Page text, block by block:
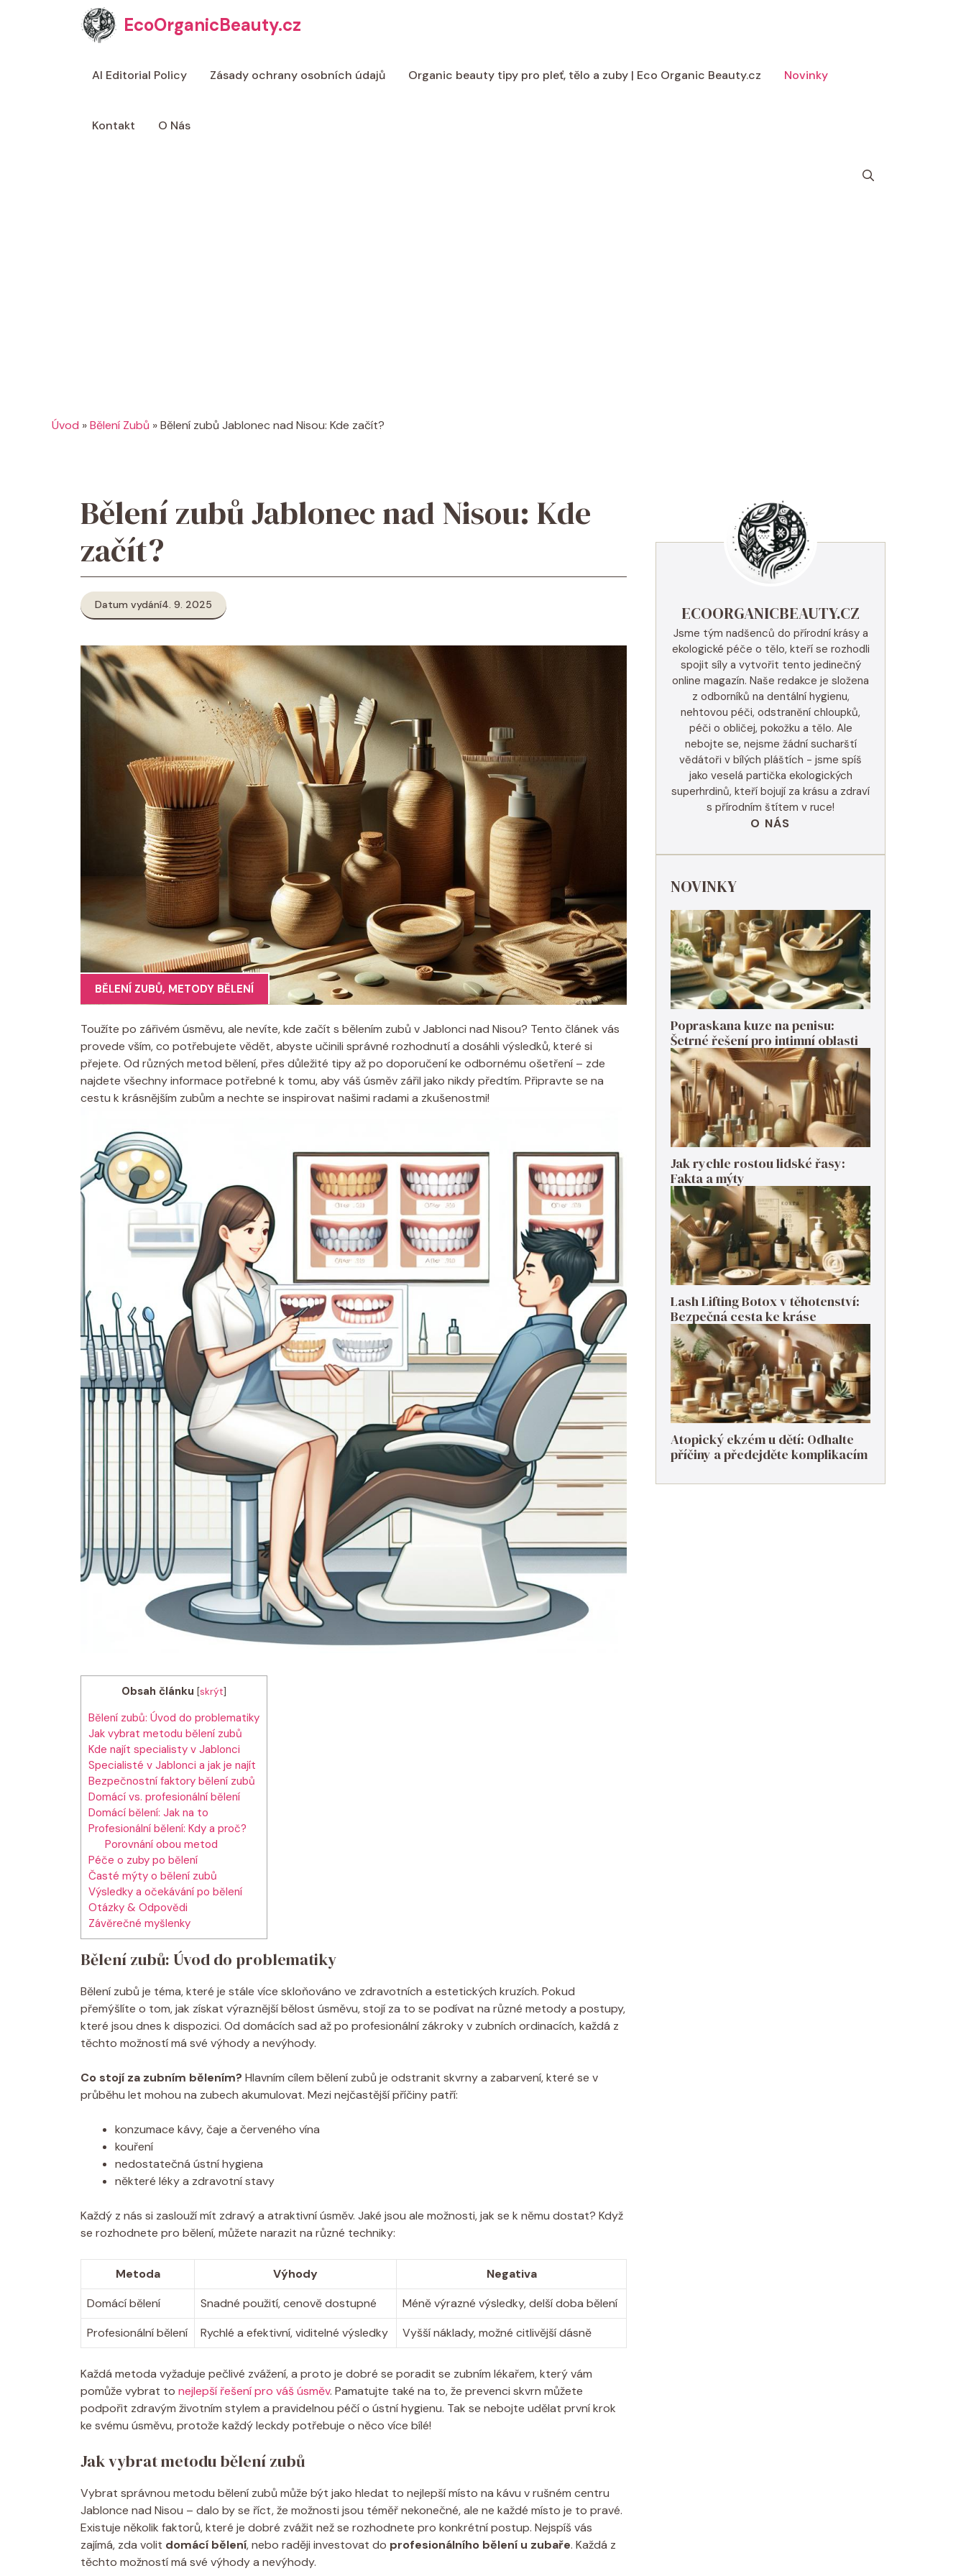
EcoOrganicBeauty.cz
AI Editorial Policy Zásady ochrany osobních údajů Organic beauty tipy pro pleť, tělo a zuby | Eco Organic Beauty.cz Novinky
Kontakt O Nás
Úvod »Bělení Zubů »Bělení zubů Jablonec nad Nisou: Kde začít?
Bělení zubů Jablonec nad Nisou: Kde
začít?
Datum vydání4. 9. 2025
BĚLENÍ ZUBŮ, METODY BĚLENÍ
Toužíte po zářivém úsměvu, ale nevíte, kde začít s bělením zubů v Jablonci nad Nisou? Tento článek vás
provede vším, co potřebujete vědět, abyste učinili správné rozhodnutí a dosáhli výsledků, které si
přejete. Od různých metod bělení, přes důležité tipy až po doporučení ke odbornému ošetření – zde
najdete všechny informace potřebné k tomu, aby váš úsměv zářil jako nikdy předtím. Připravte se na
cestu k krásnějším zubům a nechte se inspirovat našimi radami a zkušenostmi!
Obsah článku [skrýt]
Bělení zubů: Úvod do problematiky
Jak vybrat metodu bělení zubů
Kde najít specialisty v Jablonci
Specialisté v Jablonci a jak je najít
Bezpečnostní faktory bělení zubů
Domácí vs. profesionální bělení
Domácí bělení: Jak na to
Profesionální bělení: Kdy a proč?
Porovnání obou metod
Péče o zuby po bělení
Časté mýty o bělení zubů
Výsledky a očekávání po bělení
Otázky & Odpovědi
Závěrečné myšlenky
Bělení zubů: Úvod do problematiky
Bělení zubů je téma, které je stále více skloňováno ve zdravotních a estetických kruzích. Pokud
přemýšlíte o tom, jak získat výraznější bělost úsměvu, stojí za to se podívat na různé metody a postupy,
které jsou dnes k dispozici. Od domácích sad až po profesionální zákroky v zubních ordinacích, každá z
těchto možností má své výhody a nevýhody.
Co stojí za zubním bělením? Hlavním cílem bělení zubů je odstranit skvrny a zabarvení, které se v
průběhu let mohou na zubech akumulovat. Mezi nejčastější příčiny patří:
konzumace kávy, čaje a červeného vína
kouření
nedostatečná ústní hygiena
některé léky a zdravotní stavy
Každý z nás si zaslouží mít zdravý a atraktivní úsměv. Jaké jsou ale možnosti, jak se k němu dostat? Když
se rozhodnete pro bělení, můžete narazit na různé techniky:
Metoda Výhody
Negativa
Domácí bělení
Snadné použití, cenově dostupné
Méně výrazné výsledky, delší doba bělení
Profesionální bělení
Rychlé a efektivní, viditelné výsledky Vyšší náklady, možné citlivější dásně
Každá metoda vyžaduje pečlivé zvážení, a proto je dobré se poradit se zubním lékařem, který vám
pomůže vybrat to nejlepší řešení pro váš úsměv. Pamatujte také na to, že prevenci skvrn můžete
podpořit zdravým životním stylem a pravidelnou péčí o ústní hygienu. Tak se nebojte udělat první krok
ke svému úsměvu, protože každý leckdy potřebuje o něco více bílé!
Jak vybrat metodu bělení zubů
Vybrat správnou metodu bělení zubů může být jako hledat to nejlepší místo na kávu v rušném centru
Jablonce nad Nisou – dalo by se říct, že možnosti jsou téměř nekonečné, ale ne každé místo je to pravé.
Existuje několik faktorů, které je dobré zvážit než se rozhodnete pro konkrétní postup. Nejspíš vás
zajímá, zda volit domácí bělení, nebo raději investovat do profesionálního bělení u zubaře. Každá z
těchto možností má své výhody a nevýhody.
ECOORGANICBEAUTY.CZ
Jsme tým nadšenců do přírodní krásy a
ekologické péče o tělo, kteří se rozhodli
spojit síly a vytvořit tento jedinečný
online magazín. Naše redakce je složena
z odborníků na dentální hygienu,
nehtovou péči, odstranění chloupků,
péči o obličej, pokožku a tělo. Ale
nebojte se, nejsme žádní sucharští
vědátoři v bílých pláštích - jsme spíš
jako veselá partička ekologických
superhrdinů, kteří bojují za krásu a zdraví
s přírodním štítem v ruce!
O NÁS
NOVINKY
Popraskana kuze na penisu:
Šetrné řešení pro intimní oblasti
Jak rychle rostou lidské řasy:
Fakta a mýty
Lash Lifting Botox v těhotenství:
Bezpečná cesta ke kráse
Atopický ekzém u dětí: Odhalte
příčiny a předejděte komplikacím